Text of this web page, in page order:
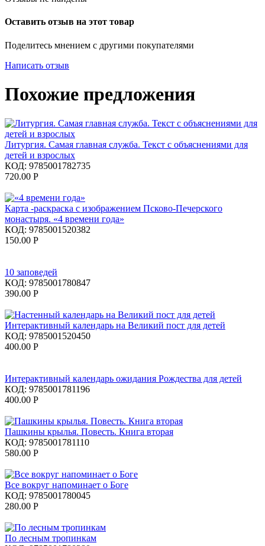
Оставить отзыв на этот товар
Поделитесь мнением с другими покупателями
Написать отзыв
Похожие предложения
Литургия. Самая главная служба. Текст с объяснениями для
детей и взрослых
КОД: 9785001782735
720.00 Р
Карта -раскраска с изображением Псково-Печерского
монастыря. «4 времени года»
КОД: 9785001520382
150.00 Р
10 заповедей
КОД: 9785001780847
390.00 Р
Интерактивный календарь на Великий пост для детей
КОД: 9785001520450
400.00 Р
Интерактивный календарь ожидания Рождества для детей
КОД: 9785001781196
400.00 Р
Пашкины крылья. Повесть. Книга вторая
КОД: 9785001781110
580.00 Р
Все вокруг напоминает о Боге
КОД: 9785001780045
280.00 Р
По лесным тропинкам